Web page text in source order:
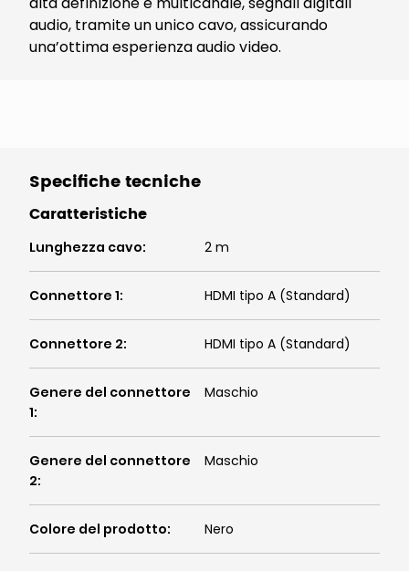
audio, tramite un unico cavo, assicurando
una’ottima esperienza audio video.
Specifiche tecniche
Caratteristiche
Lunghezza cavo: 2 m
Connettore 1: HDMI tipo A (Standard)
Connettore 2: HDMI tipo A (Standard)
Genere del connettore
1:
Maschio
Genere del connettore
2:
Maschio
Colore del prodotto: Nero